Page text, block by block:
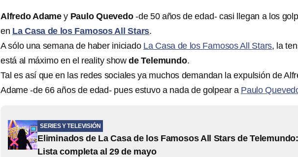
Alfredo Adame y Paulo Quevedo-de 50 años de edad- casi llegan a los
en La Casa de los Famosos All Stars.
A sólo una semana de haber iniciado La Casa de los Famosos All Stars, la
está al máximo en el reality showde Telemundo.
Tal es así que en las redes sociales ya muchos demandan la expulsión de
Adame -de 66 años de edad- pues estuvo a nada de golpear a Paulo
SERIES Y TELEVISIÓN
Eliminados de La Casa de los Famosos All Stars de Telemundo:
Lista completa al 29 de mayo